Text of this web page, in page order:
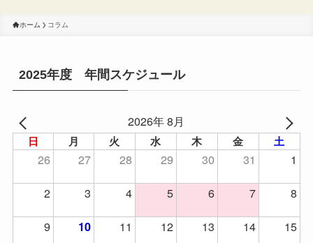
ホーム コラム
2025年度 年間スケジュール
2026年 8月
日 月 火 水 木 金 土
26 27 28 29 30 31
1
2
3 4 5 6 7
8
9
10 11 12 13 14
15